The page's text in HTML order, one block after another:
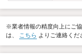
※業者情報の精度向上にご
は、 こちら よりご連絡くだ